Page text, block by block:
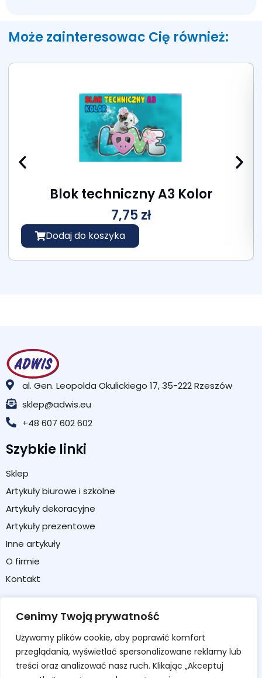
Cenimy Twoją prywatność
Używamy plików cookie, aby poprawić komfort
przeglądania, wyświetlać spersonalizowane reklamy lub
treści oraz analizować nasz ruch. Klikając „Akceptuj
Może zainteresowac Cię również:
Blok techniczny A3 Kolor
7,75zł
Dodaj do koszyka
al. Gen. Leopolda Okulickiego 17, 35-222 Rzeszów
sklep@adwis.eu
+48 607 602 602
Szybkie linki
Sklep
Artykuły biurowe i szkolne
Artykuły dekoracyjne
Artykuły prezentowe
Inne artykuły
O firmie
Kontakt
Koszyk
Formularz zwrotu / reklamacji